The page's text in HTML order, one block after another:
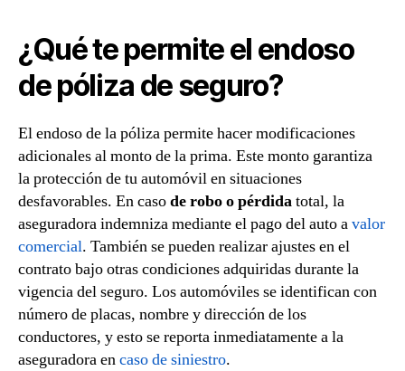
¿Qué te permite el endoso
de póliza de seguro?
El endoso de la póliza permite hacer modificaciones
adicionales al monto de la prima. Este monto garantiza
la protección de tu automóvil en situaciones
desfavorables. En casode robo o pérdidatotal, la
aseguradora indemniza mediante el pago del auto avalor
comercial. También se pueden realizar ajustes en el
contrato bajo otras condiciones adquiridas durante la
vigencia del seguro. Los automóviles se identifican con
número de placas, nombre y dirección de los
conductores, y esto se reporta inmediatamente a la
aseguradora encaso de siniestro.